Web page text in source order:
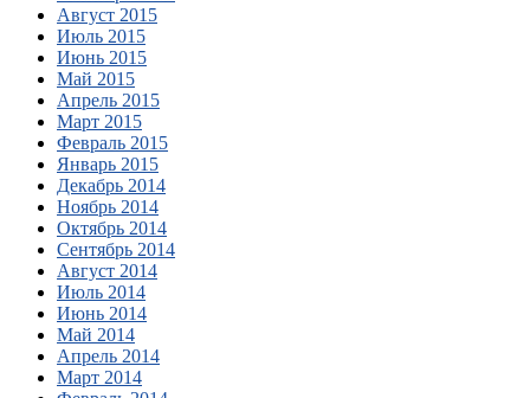
Август 2015
Июль 2015
Июнь 2015
Май 2015
Апрель 2015
Март 2015
Февраль 2015
Январь 2015
Декабрь 2014
Ноябрь 2014
Октябрь 2014
Сентябрь 2014
Август 2014
Июль 2014
Июнь 2014
Май 2014
Апрель 2014
Март 2014